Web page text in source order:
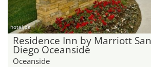
hotel.de
Residence Inn by Marriott San
Diego Oceanside
Oceanside